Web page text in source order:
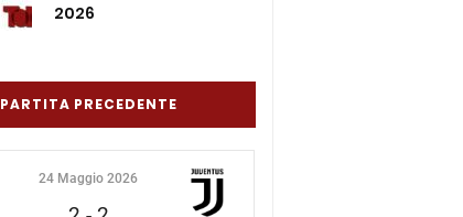
2026
PARTITA PRECEDENTE
24 Maggio 2026